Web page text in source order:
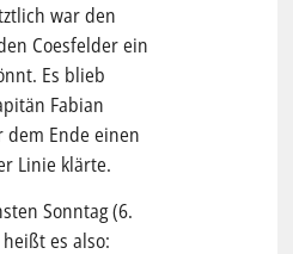
war den
Coesfelder ein
Es blieb
Fabian
Ende einen
Linie klärte.
Sonntag (6.
es also: